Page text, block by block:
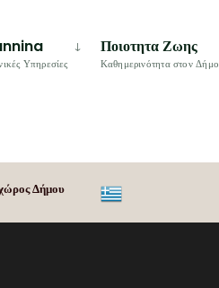
Υπηρεσίες
Ποιοτητα Ζωης
Καθημερινότητα στον Δήμο
Δήμου